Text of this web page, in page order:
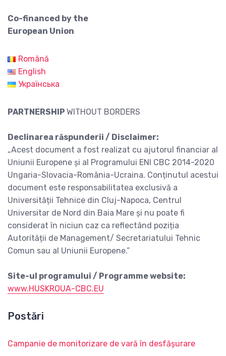
Co-financed by the
European Union
Română
English
Українська
PARTNERSHIP WITHOUT BORDERS
Declinarea răspunderii / Disclaimer:
„Acest document a fost realizat cu ajutorul financiar al
Uniunii Europene și al Programului ENI CBC 2014-2020
Ungaria-Slovacia-România-Ucraina. Conținutul acestui
document este responsabilitatea exclusivă a
Universității Tehnice din Cluj-Napoca, Centrul
Universitar de Nord din Baia Mare și nu poate fi
considerat în niciun caz ca reflectând poziția
Autorității de Management/ Secretariatului Tehnic
Comun sau al Uniunii Europene.”
Site-ul programului / Programme website:
www.HUSKROUA-CBC.EU
Postări
Campanie de monitorizare de vară în desfășurare